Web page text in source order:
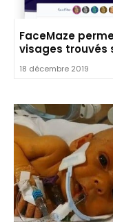
FaceMaze
visages trouvés
18 décembre 2019